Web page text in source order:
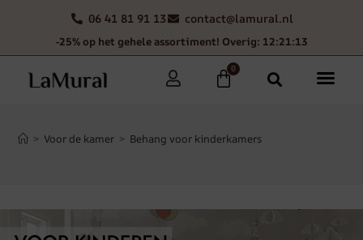
06 41 81 91 13 contact@lamural.nl
-25% op het gehele assortiment! Overig: 12:21:11
0
> Voor de kamer > Behang voor kinderkamers